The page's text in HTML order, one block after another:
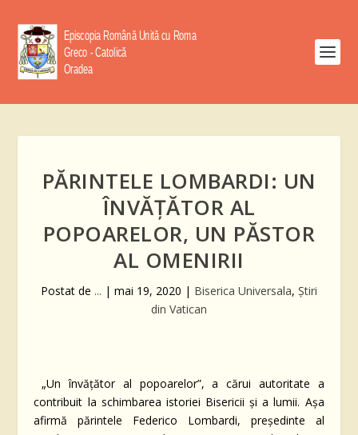
PĂRINTELE LOMBARDI: UN
ÎNVĂȚĂTOR AL
POPOARELOR, UN PĂSTOR
AL OMENIRII
Postat de ... | mai 19, 2020 | Biserica Universala, Știri
din Vatican
„Un învățător al popoarelor”, a cărui autoritate a
contribuit la schimbarea istoriei Bisericii și a lumii. Așa
afirmă părintele Federico Lombardi, președinte al